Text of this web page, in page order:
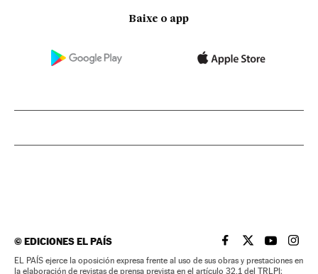
Baixe o app
©EDICIONES EL PAÍS EL PAÍS BRASIL EN
EL PAÍSEL PAÍS
EL
EL PAÍS ejerce la oposición expresa frente al uso de sus obras y prestaciones en
la elaboración de revistas de prensa prevista en el artículo 32.1 del TRLPI;